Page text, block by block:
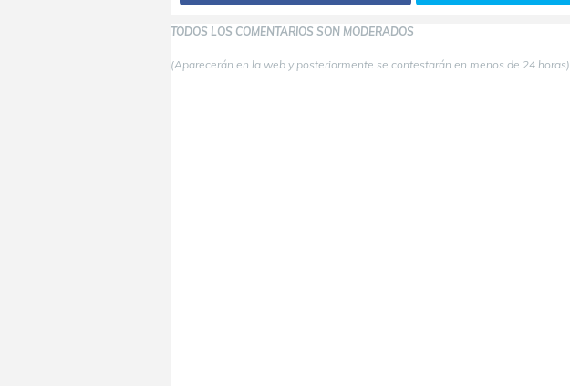
TODOS LOS COMENTARIOS SON MODERADOS
(Aparecerán en la web y posteriormente se contestarán en menos de 24 horas)